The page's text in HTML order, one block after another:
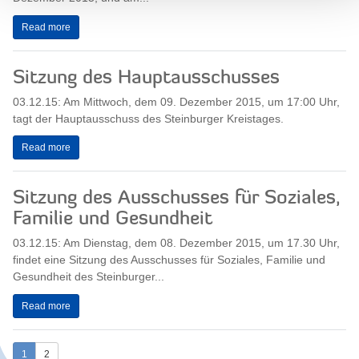
Read more
Sitzung des Hauptausschusses
03.12.15: Am Mittwoch, dem 09. Dezember 2015, um 17:00 Uhr,
tagt der Hauptausschuss des Steinburger Kreistages.
Read more
Sitzung des Ausschusses für Soziales,
Familie und Gesundheit
03.12.15: Am Dienstag, dem 08. Dezember 2015, um 17.30 Uhr,
findet eine Sitzung des Ausschusses für Soziales, Familie und
Gesundheit des Steinburger...
Read more
1 2